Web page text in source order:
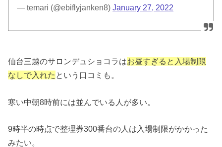
— temari (@ebiflyjanken8)January 27, 2022
仙台三越のサロンデュショコラはお昼すぎると入場制限
なしで入れた という口コミも。
寒い中朝8時前には並んでいる人が多い。
9時半の時点で整理券300番台の人は入場制限がかかった
みたい。